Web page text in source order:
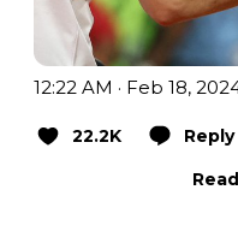
12:22 AM · Feb 18,
22.2K Reply